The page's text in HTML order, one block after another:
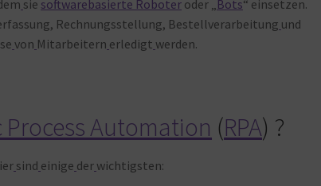
sie softwarebasierte Roboter oder „ Bots“ einsetzen.
Rechnungsstellung, Bestellverarbeitung und
von Mitarbeitern erledigt werden.
Process Automation (RPA) ?
sind einige der wichtigsten: